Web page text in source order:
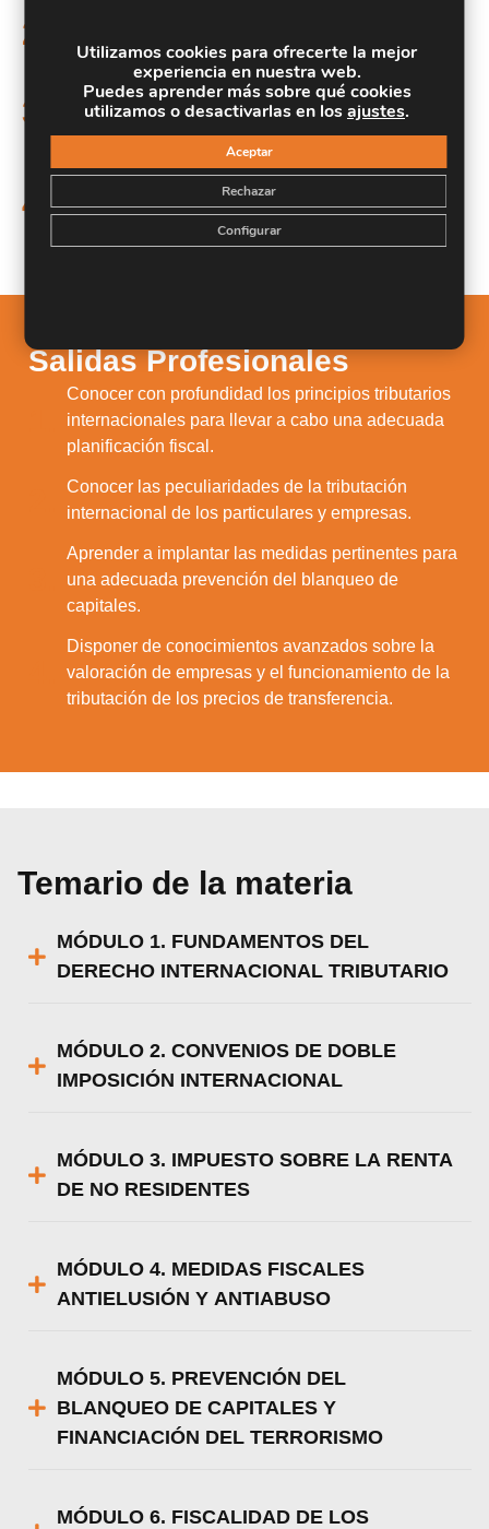
2.
internacional de los particulares y empresas.
3.
Aprender a implantar las medidas pertinentes para
una adecuada prevención del blanqueo de
capitales.
4.
Disponer de conocimientos avanzados sobre la
valoración de empresas y el funcionamiento de la
tributación de los precios de transferencia.
Salidas Profesionales
Conocer con profundidad los principios tributarios
internacionales para llevar a cabo una adecuada
planificación fiscal.
Conocer las peculiaridades de la tributación
internacional de los particulares y empresas.
Aprender a implantar las medidas pertinentes para
una adecuada prevención del blanqueo de
capitales.
Disponer de conocimientos avanzados sobre la
valoración de empresas y el funcionamiento de la
tributación de los precios de transferencia.
Temario de la materia
MÓDULO 1. FUNDAMENTOS DEL
DERECHO INTERNACIONAL TRIBUTARIO
MÓDULO 2. CONVENIOS DE DOBLE
IMPOSICIÓN INTERNACIONAL
MÓDULO 3. IMPUESTO SOBRE LA RENTA
DE NO RESIDENTES
MÓDULO 4. MEDIDAS FISCALES
ANTIELUSIÓN Y ANTIABUSO
MÓDULO 5. PREVENCIÓN DEL
BLANQUEO DE CAPITALES Y
FINANCIACIÓN DEL TERRORISMO
MÓDULO 6. FISCALIDAD DE LOS
Utilizamos cookies para ofrecerte la mejor
experiencia en nuestra web.
Puedes aprender más sobre qué cookies
utilizamos o desactivarlas en losajustes.
Aceptar
Rechazar
Configurar